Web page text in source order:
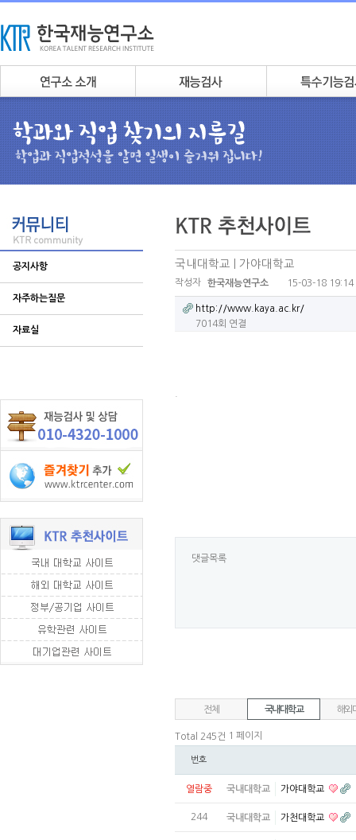
공지사항
자주하는질문
자료실
국내대학교 | 가야대학교
작성자 한국재능연구소 15-03-18 19:14
http://www.kaya.ac.kr/
7014회 연결
댓글목록
전체 국내대학교 해외
Total 245건 1 페이지
번호
열람중 국내대학교 가야대학교
244 국내대학교 가천대학교